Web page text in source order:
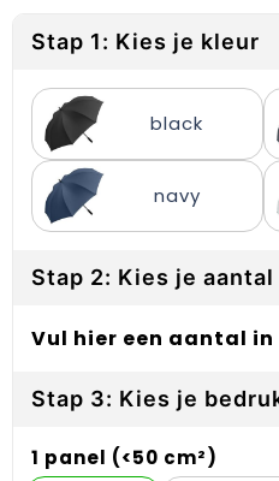
Regenkleding
Restauranttextiel
Schoenen
Schorten en Sloven
Sweaters
T-Shirts
Veiligheidsvesten en
Vesten
T-Shirts
Vesten
Lunchtassen
Matrozentassen
Opbergtassen
Opvouwbare tassen
Papieren tassen
Picknicktassen en
Promotietassen
Reistassen
Plakstrips voor op de
Polsbandjes
Sleutelhangers
PBM's
Handwaaiers
Zadelhoezen
Frisbees
Telefoonhoesjes
Stap 1: Kies je kleur
black
navy
Stap 2: Kies je aantal
Vul hier een aantal in
Stap 3: Kies je
1 panel (<50 cm²)